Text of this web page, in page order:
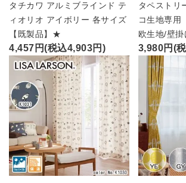
タチカワ アルミブラインド テ
ィオリオ アイボリー 各サイズ
【既製品】★
4,457円(税込4,903円)
タペストリ
コ生地専用
欧生地/壁
3,980円(